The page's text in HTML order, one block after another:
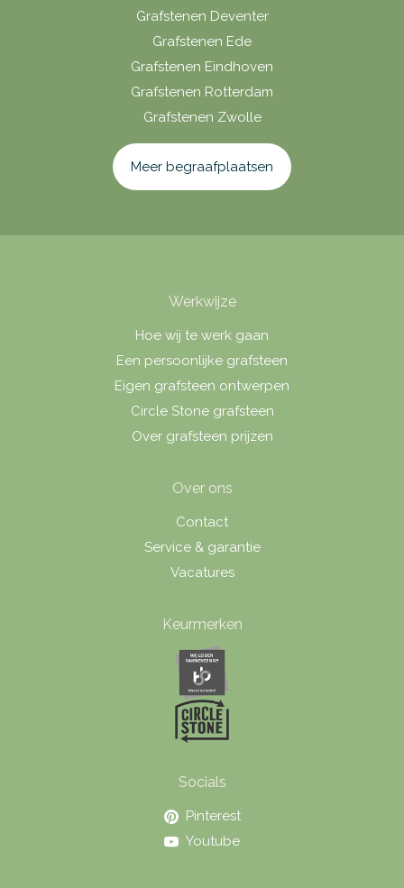
Grafstenen Deventer
Grafstenen Ede
Grafstenen Eindhoven
Grafstenen Rotterdam
Grafstenen Zwolle
Meer begraafplaatsen
Werkwijze
Hoe wij te werk gaan
Een persoonlijke grafsteen
Eigen grafsteen ontwerpen
Circle Stone grafsteen
Over grafsteen prijzen
Over ons
Contact
Service & garantie
Vacatures
Keurmerken
Socials
Pinterest
Youtube